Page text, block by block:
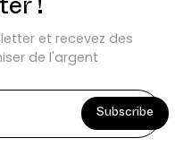
!
et recevez des
de l'argent
Subscribe